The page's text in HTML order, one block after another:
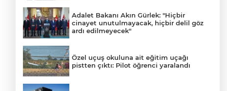
Adalet Bakanı Akın Gürlek: "Hiçbir
cinayet unutulmayacak, hiçbir delil göz
ardı edilmeyecek"
Özel uçuş okuluna ait eğitim uçağı
pistten çıktı: Pilot öğrenci yaralandı